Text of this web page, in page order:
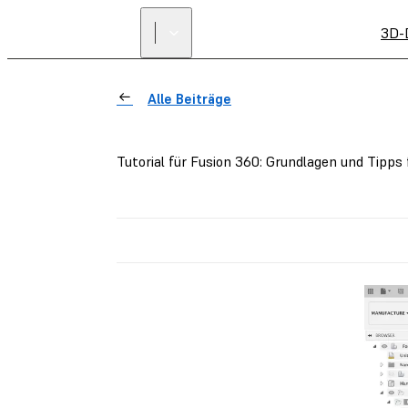
3D-
Alle Beiträge
Tutorial für Fusion 360: Grundlagen und